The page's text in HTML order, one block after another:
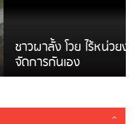
านดูแล ดินสไลด์ ต้อง